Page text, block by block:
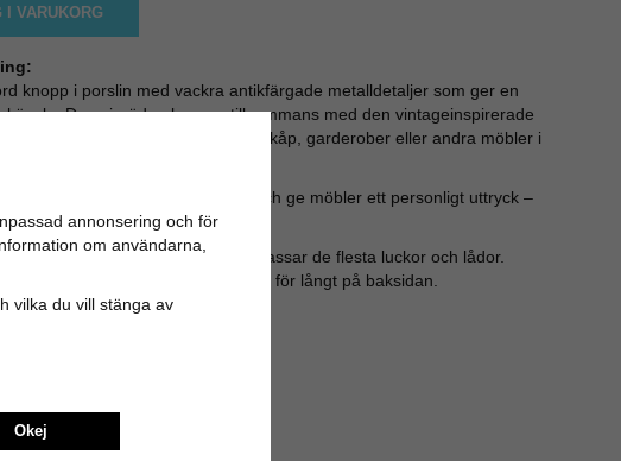
I VARUKORG
knopp i porslin med vackra antikfärgade metalldetaljer som ger en
känsla. Den vinröda glasyren tillsammans med den vintageinspirerade
till en fin detalj på byråer, köksskåp, garderober eller andra möbler i
ett enkelt sätt att förnya ett rum och ge möbler ett personligt uttryck –
men med stor effekt.
skruv som är ca 3 cm lång och passar de flesta luckor och lådor.
kapas vid behov om den sticker ut för långt på baksidan.
annonsering och för
om användarna,
vilka du vill stänga av
Okej